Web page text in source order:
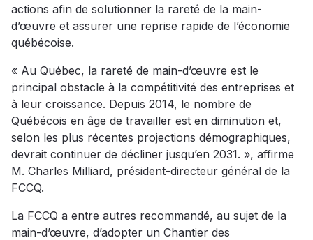
actions afin de solutionner la rareté de la main-
d’œuvre et assurer une reprise rapide de l’économie
québécoise.
« Au Québec, la rareté de main-d’œuvre est le
principal obstacle à la compétitivité des entreprises et
à leur croissance. Depuis 2014, le nombre de
Québécois en âge de travailler est en diminution et,
selon les plus récentes projections démographiques,
devrait continuer de décliner jusqu’en 2031. », affirme
M. Charles Milliard, président-directeur général de la
FCCQ.
La FCCQ a entre autres recommandé, au sujet de la
main-d’œuvre, d’adopter un Chantier des